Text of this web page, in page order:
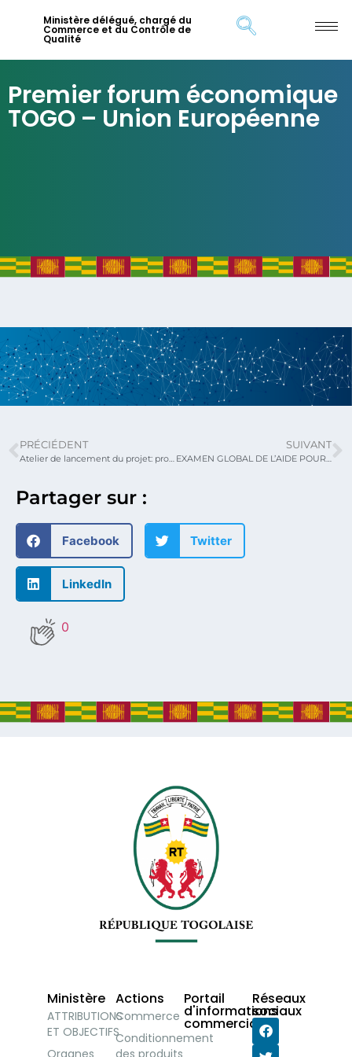
Ministère délégué, chargé du
Commerce et du Contrôle de
Qualité
Premier forum économique
TOGO – Union Européenne
Partager sur :
Facebook Twitter
LinkedIn
0
PRÉCIÉDENT
Atelier de lancement du projet: promotion de la consommation intérieure du café en Afrique
SUIVANT
EXAMEN GLOBAL DE L’AIDE POUR LE COMMERCE 2019
Ministère
ATTRIBUTIONS
ET OBJECTIFS
Organes
Actions
Commerce
Conditionnement
des produits
Portail
d'informations
commerciales
Réseaux
sociaux